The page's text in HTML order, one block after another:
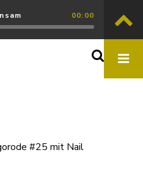
00:00
#25 mit Nail